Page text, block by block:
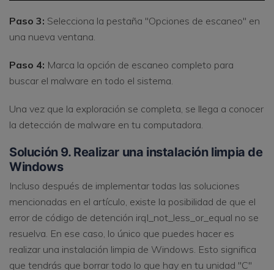
Paso 3: Selecciona la pestaña "Opciones de escaneo" en
una nueva ventana.
Paso 4: Marca la opción de escaneo completo para
buscar el malware en todo el sistema.
Una vez que la exploración se completa, se llega a conocer
la detección de malware en tu computadora.
Solución 9. Realizar una instalación limpia de
Windows
Incluso después de implementar todas las soluciones
mencionadas en el artículo, existe la posibilidad de que el
error de código de detención irql_not_less_or_equal no se
resuelva. En ese caso, lo único que puedes hacer es
realizar una instalación limpia de Windows. Esto significa
que tendrás que borrar todo lo que hay en tu unidad "C"